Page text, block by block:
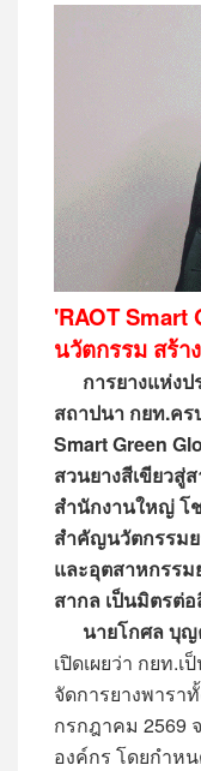
'RAOT Smart
นวัตกรรม สร้า
การยางแห่งปร
สถาปนา กยท.คร
Smart Green
สวนยางสีเขียวสู่
สำนักงานใหญ่ โ
สำคัญนวัตกรรมย
และอุตสาหกรรม
สากล เป็นมิตรต่
นายโกศล บุญ
เปิดเผยว่า กยท.
จัดการยางพารา
กรกฎาคม 2569
องค์กร โดยกำห